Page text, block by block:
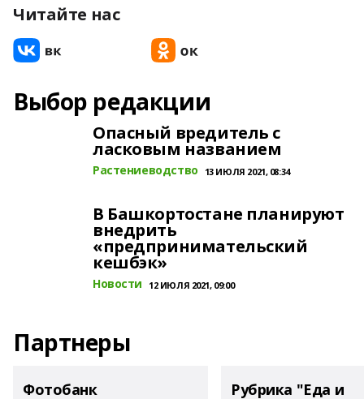
Читайте нас
Выбор редакции
Опасный вредитель с
ласковым названием
Растениеводство 13 ИЮЛЯ 2021, 08:34
В Башкортостане планируют
внедрить
«предпринимательский
кешбэк»
Новости 12 ИЮЛЯ 2021, 09:00
Партнеры
Фотобанк Рубрика "Еда и